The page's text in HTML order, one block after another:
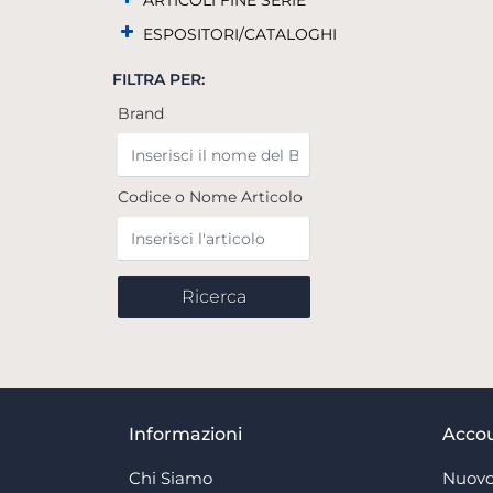
ESPOSITORI/CATALOGHI
FILTRA PER:
Brand
Codice o Nome Articolo
Informazioni
Chi Siamo